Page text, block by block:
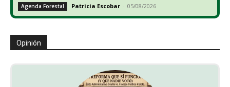
Agenda Forestal Patricia Escobar - 05/08/2026
Opinión